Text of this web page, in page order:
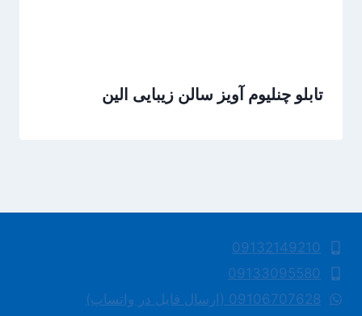
تابلو چنلیوم آویز سالن زیبایی الین
09132149210
09133095580
09106707628 (ارسال فایل در واتساپ)